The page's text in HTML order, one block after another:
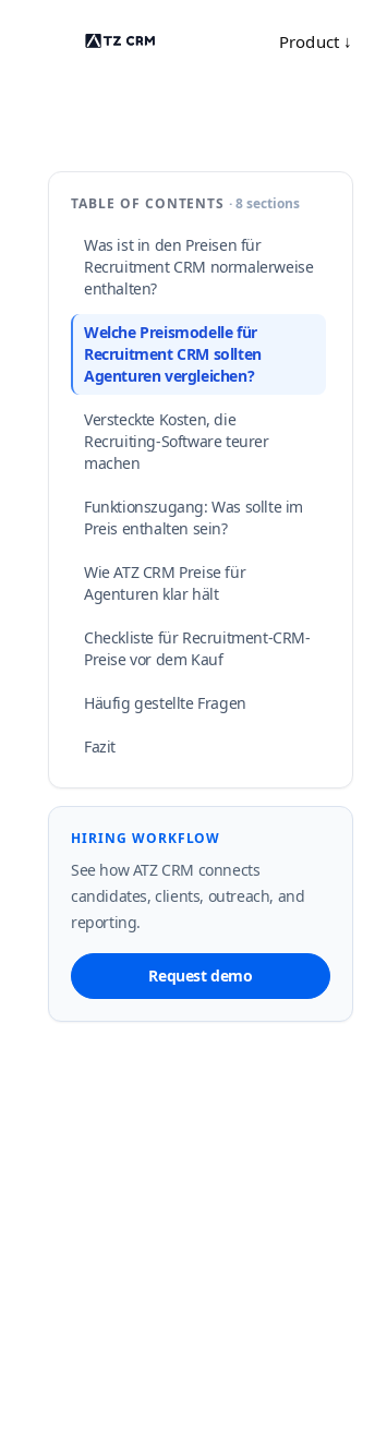
Product ↓
TABLE OF CONTENTS · 8 sections
Was ist in den Preisen für
Recruitment CRM normalerweise
enthalten?
Welche Preismodelle für
Recruitment CRM sollten
Agenturen vergleichen?
Versteckte Kosten, die
Recruiting-Software teurer
machen
Funktionszugang: Was sollte im
Preis enthalten sein?
Wie ATZ CRM Preise für
Agenturen klar hält
Checkliste für Recruitment-CRM-
Preise vor dem Kauf
Häufig gestellte Fragen
Fazit
HIRING WORKFLOW
See how ATZ CRM connects
candidates, clients, outreach, and
reporting.
Request demo